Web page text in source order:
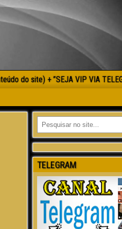
do site) + ”SEJA VIP VIA
TELEGRAM